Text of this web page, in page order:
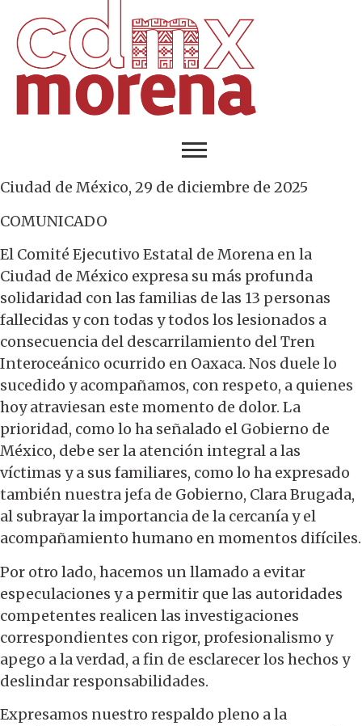
Ciudad de México, 29 de diciembre de 2025
COMUNICADO
El Comité Ejecutivo Estatal de Morena en la
Ciudad de México expresa su más profunda
solidaridad con las familias de las 13 personas
fallecidas y con todas y todos los lesionados a
consecuencia del descarrilamiento del Tren
Interoceánico ocurrido en Oaxaca. Nos duele lo
sucedido y acompañamos, con respeto, a quienes
hoy atraviesan este momento de dolor. La
prioridad, como lo ha señalado el Gobierno de
México, debe ser la atención integral a las
víctimas y a sus familiares, como lo ha expresado
también nuestra jefa de Gobierno, Clara Brugada,
al subrayar la importancia de la cercanía y el
acompañamiento humano en momentos difíciles.
Por otro lado, hacemos un llamado a evitar
especulaciones y a permitir que las autoridades
competentes realicen las investigaciones
correspondientes con rigor, profesionalismo y
apego a la verdad, a fin de esclarecer los hechos y
deslindar responsabilidades.
Expresamos nuestro respaldo pleno a la